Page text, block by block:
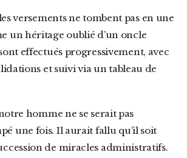
un héritage oublié d’un oncle
effectués progressivement, avec
et suivi via un tableau de
une fois. Il aurait fallu qu’il soit
de miracles administratifs.